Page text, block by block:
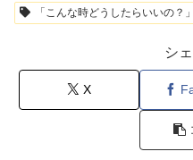
「こんな時どうしたらいいの？
シ
X